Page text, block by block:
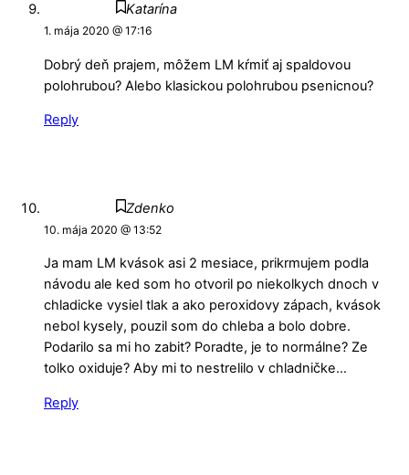
Katarína
1. mája 2020 @ 17:16
Dobrý deň prajem, môžem LM kŕmiť aj spaldovou
polohrubou? Alebo klasickou polohrubou psenicnou?
Reply
Zdenko
10. mája 2020 @ 13:52
Ja mam LM kvások asi 2 mesiace, prikrmujem podla
návodu ale ked som ho otvoril po niekolkych dnoch v
chladicke vysiel tlak a ako peroxidovy zápach, kvások
nebol kysely, pouzil som do chleba a bolo dobre.
Podarilo sa mi ho zabit? Poradte, je to normálne? Ze
tolko oxiduje? Aby mi to nestrelilo v chladničke…
Reply